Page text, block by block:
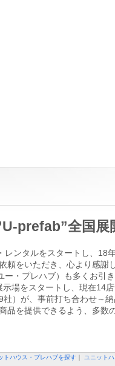
prefab”全国
ンタルをスタートし、18
をいただき、心より感謝
・プレハブ）も多くお引
場をスタートし、現在14店
）が、事前打ち合わせ～
品を提供できるよう、多
トハウス・プレハブを探す｜ ユニット